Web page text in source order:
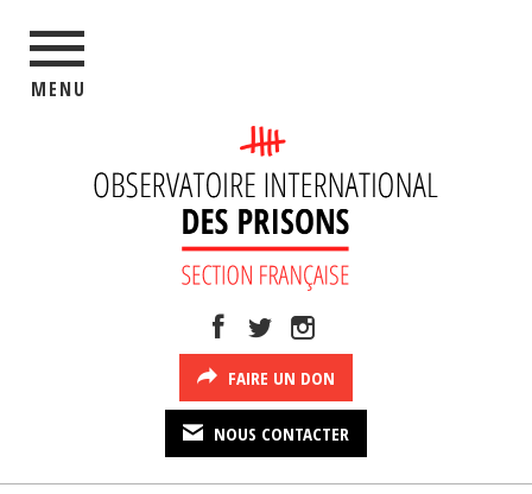
MENU
FAIRE UN DON
NOUS CONTACTER